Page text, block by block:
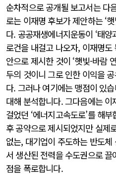
순차적으로 공개될 보고서는 다
로는 이재명 후보가 제안하는 ‘
다. 공공재생에너지운동이 ‘태
로건을 내걸고 나오자, 이재명
안으로 제시한 것이 ‘햇빛-바람
두의 것이니 그로 인한 이익을
다. 그러나 여기에는 맹점이 있
대해 분석합니다. 그다음에는
걸었던 ‘에너지고속도로’를 해
후 공약으로 제시되었지만 실제
없는, 대기업이 주도하는 반도
서 생산된 전력을 수도권으로
점을 폭로합니다.